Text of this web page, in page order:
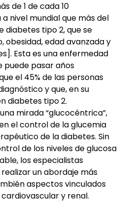
de 1 de cada 10
nivel mundial que más del
diabetes tipo 2, que se
obesidad, edad avanzada y
Esta es una enfermedad
puede pasar años
el 45% de las personas
y que, en su
diabetes tipo 2.
mirada “glucocéntrica”,
el control de la glucemia
de la diabetes. Sin
de los niveles de glucosa
los especialistas
un abordaje más
aspectos vinculados
y renal.